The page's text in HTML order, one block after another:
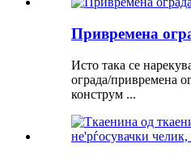
Привремена
Исто така се
ограда/привремена
конструм ...